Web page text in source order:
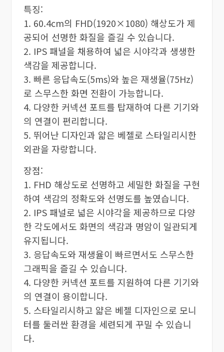
특징:
1. 60.4cm의 FHD(1920×1080) 해상도가 제
공되어 선명한 화질을 즐길 수 있습니다.
2. IPS 패널을 채용하여 넓은 시야각과 생생한
색감을 제공합니다.
3. 빠른 응답속도(5ms)와 높은 재생율(75Hz)
로 스무스한 화면 전환이 가능합니다.
4. 다양한 커넥션 포트를 탑재하여 다른 기기와
의 연결이 편리합니다.
5. 뛰어난 디자인과 얇은 베젤로 스타일리시한
외관을 자랑합니다.
장점:
1. FHD 해상도로 선명하고 세밀한 화질을 구현
하여 색감의 정확도와 선명도를 높였습니다.
2. IPS 패널로 넓은 시야각을 제공하므로 다양
한 각도에서도 화면의 색감과 명암이 일관되게
유지됩니다.
3. 응답속도와 재생율이 빠르면서도 스무스한
그래픽을 즐길 수 있습니다.
4. 다양한 커넥션 포트를 지원하여 다른 기기와
의 연결이 용이합니다.
5. 스타일리시하고 얇은 베젤 디자인으로 모니
터를 둘러싼 환경을 세련되게 꾸밀 수 있습니
다.